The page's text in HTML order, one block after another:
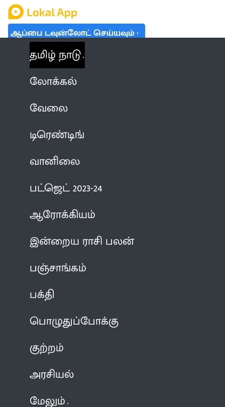
ஆப்பை டவுன்லோட் செய்யவும்
தமிழ் நாடு
லோக்கல்
வேலை
டிரெண்டிங்
வானிலை
பட்ஜெட் 2023-24
ஆரோக்கியம்
இன்றைய ராசி பலன்
பஞ்சாங்கம்
பக்தி
பொழுதுப்போக்கு
குற்றம்
அரசியல்
மேலும்